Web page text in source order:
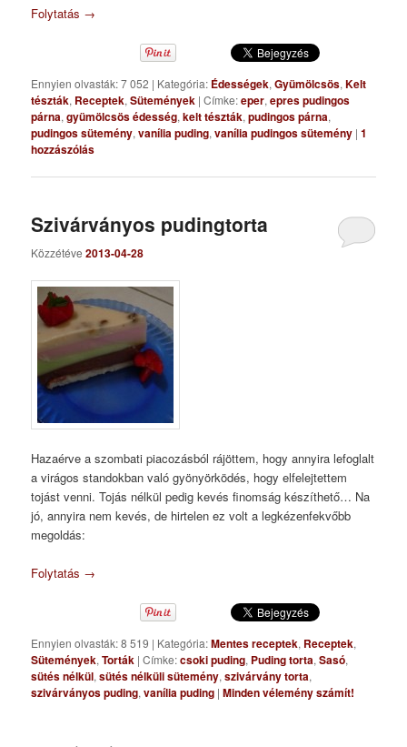
Folytatás →
Ennyien olvasták: 7 052 | Kategória: Édességek,Gyümölcsös,Kelt
tészták, Receptek,Sütemények |Címke:eper,epres pudingos
párna,gyümölcsös édesség,kelt tészták,pudingos párna,
pudingos sütemény,vanília puding,vanília pudingos sütemény |1
hozzászólás
Szivárványos pudingtorta
Közzétéve2013-04-28
Hazaérve a szombati piacozásból rájöttem, hogy annyira lefoglalt
a virágos standokban való gyönyörködés, hogy elfelejtettem
tojást venni. Tojás nélkül pedig kevés finomság készíthető… Na
jó, annyira nem kevés, de hirtelen ez volt a legkézenfekvőbb
megoldás:
Folytatás →
Ennyien olvasták: 8 519 | Kategória:Mentes receptek, Receptek,
Sütemények,Torták |Címke:csoki puding, Puding torta,Sasó,
sütés nélkül,sütés nélküli sütemény,szivárvány torta,
szivárványos puding,vanília puding |Minden vélemény számít!